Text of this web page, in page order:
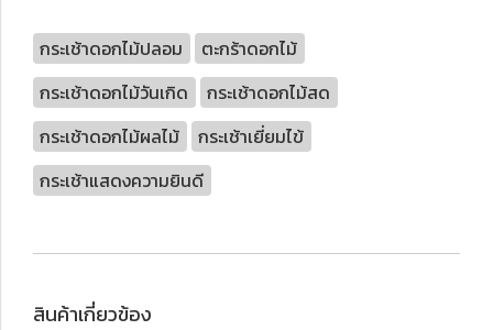
กระเช้าดอกไม้ปลอม
ตะกร้าดอกไม้
กระเช้าดอกไม้วันเกิด
กระเช้าดอกไม้สด
กระเช้าดอกไม้ผลไม้
กระเช้าเยี่ยมไข้
กระเช้าแสดงความยินดี
สินค้าเกี่ยวข้อง